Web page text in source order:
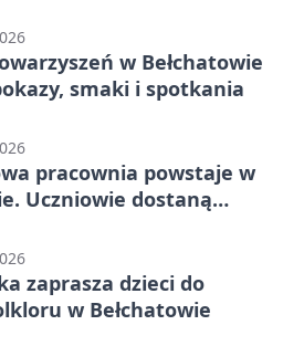
w Bełchatowie
smaki i spotkania
pracownia powstaje w
Uczniowie dostaną
zaprasza dzieci do
w Bełchatowie